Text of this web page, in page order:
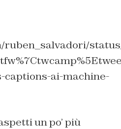
status/
captions-ai-machine-
un po’ più